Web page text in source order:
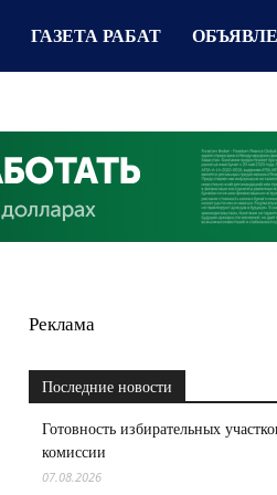
ГАЗЕТА РАБАТ
Реклама
Последние новости
Готовность избирательных
комиссии
07.08.2026